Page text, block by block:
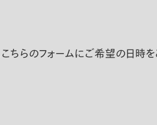
らのフォームにご希望の日時を